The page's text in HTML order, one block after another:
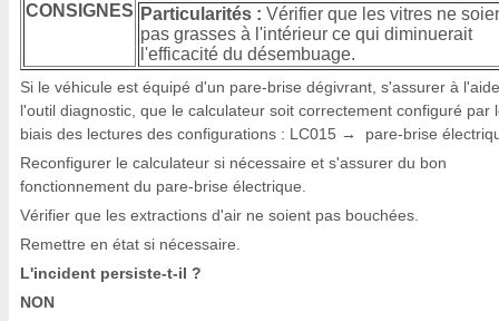
CONSIGNES Particularités : Vérifier que les vitres ne
pas grasses à l'intérieur ce qui diminuerait
l'efficacité du désembuage.
Si le véhicule est équipé d'un pare-brise dégivrant, s'assurer à
l'outil diagnostic, que le calculateur soit correctement configuré par
biais des lectures des configurations : LC015 →
pare-brise
Reconfigurer le calculateur si nécessaire et s'assurer du bon
fonctionnement du pare-brise électrique.
Vérifier que les extractions d'air ne soient pas bouchées.
Remettre en état si nécessaire.
L'incident persiste-t-il ?
NON